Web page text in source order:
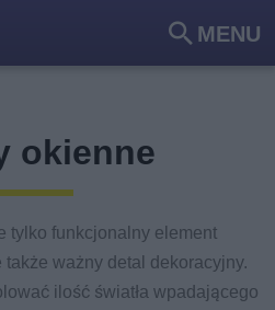
MENU
Szu
okienne
tylko funkcjonalny element
ważny detal dekoracyjny.
ilość światła wpadającego